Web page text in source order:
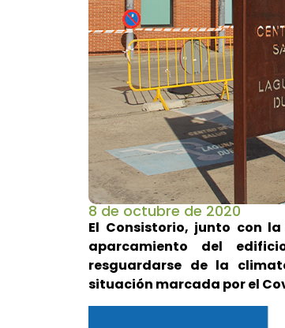
8 de octubre de 2020
El Consistorio, junto con
aparcamiento del
resguardarse de la
situación marcada por el